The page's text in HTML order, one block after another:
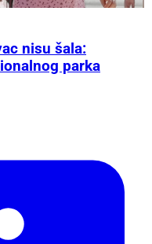
nisu šala:
parka